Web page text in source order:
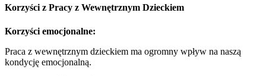
Korzyści z Pracy z Wewnętrznym Dzieckiem
Korzyści emocjonalne:
Praca z wewnętrznym dzieckiem ma ogromny wpływ na naszą
kondycję emocjonalną.